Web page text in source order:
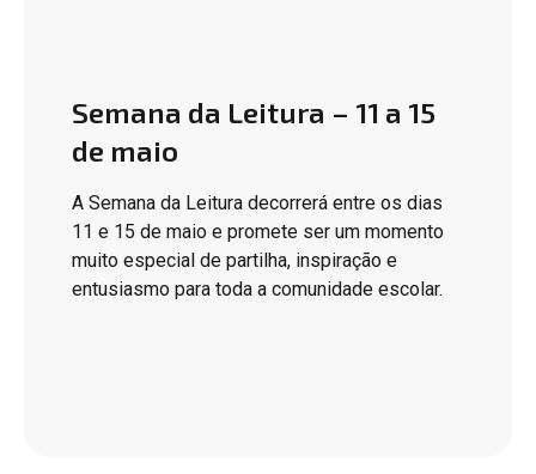
Semana da Leitura – 11 a 15
de maio
A Semana da Leitura decorrerá entre os dias
11 e 15 de maio e promete ser um momento
muito especial de partilha, inspiração e
entusiasmo para toda a comunidade escolar.